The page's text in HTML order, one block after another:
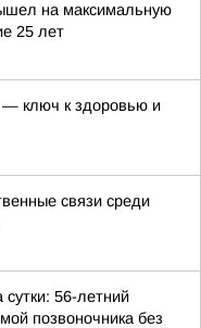
на максимальную
25 лет
— ключ к здоровью и
связи среди
56-летний
позвоночника без